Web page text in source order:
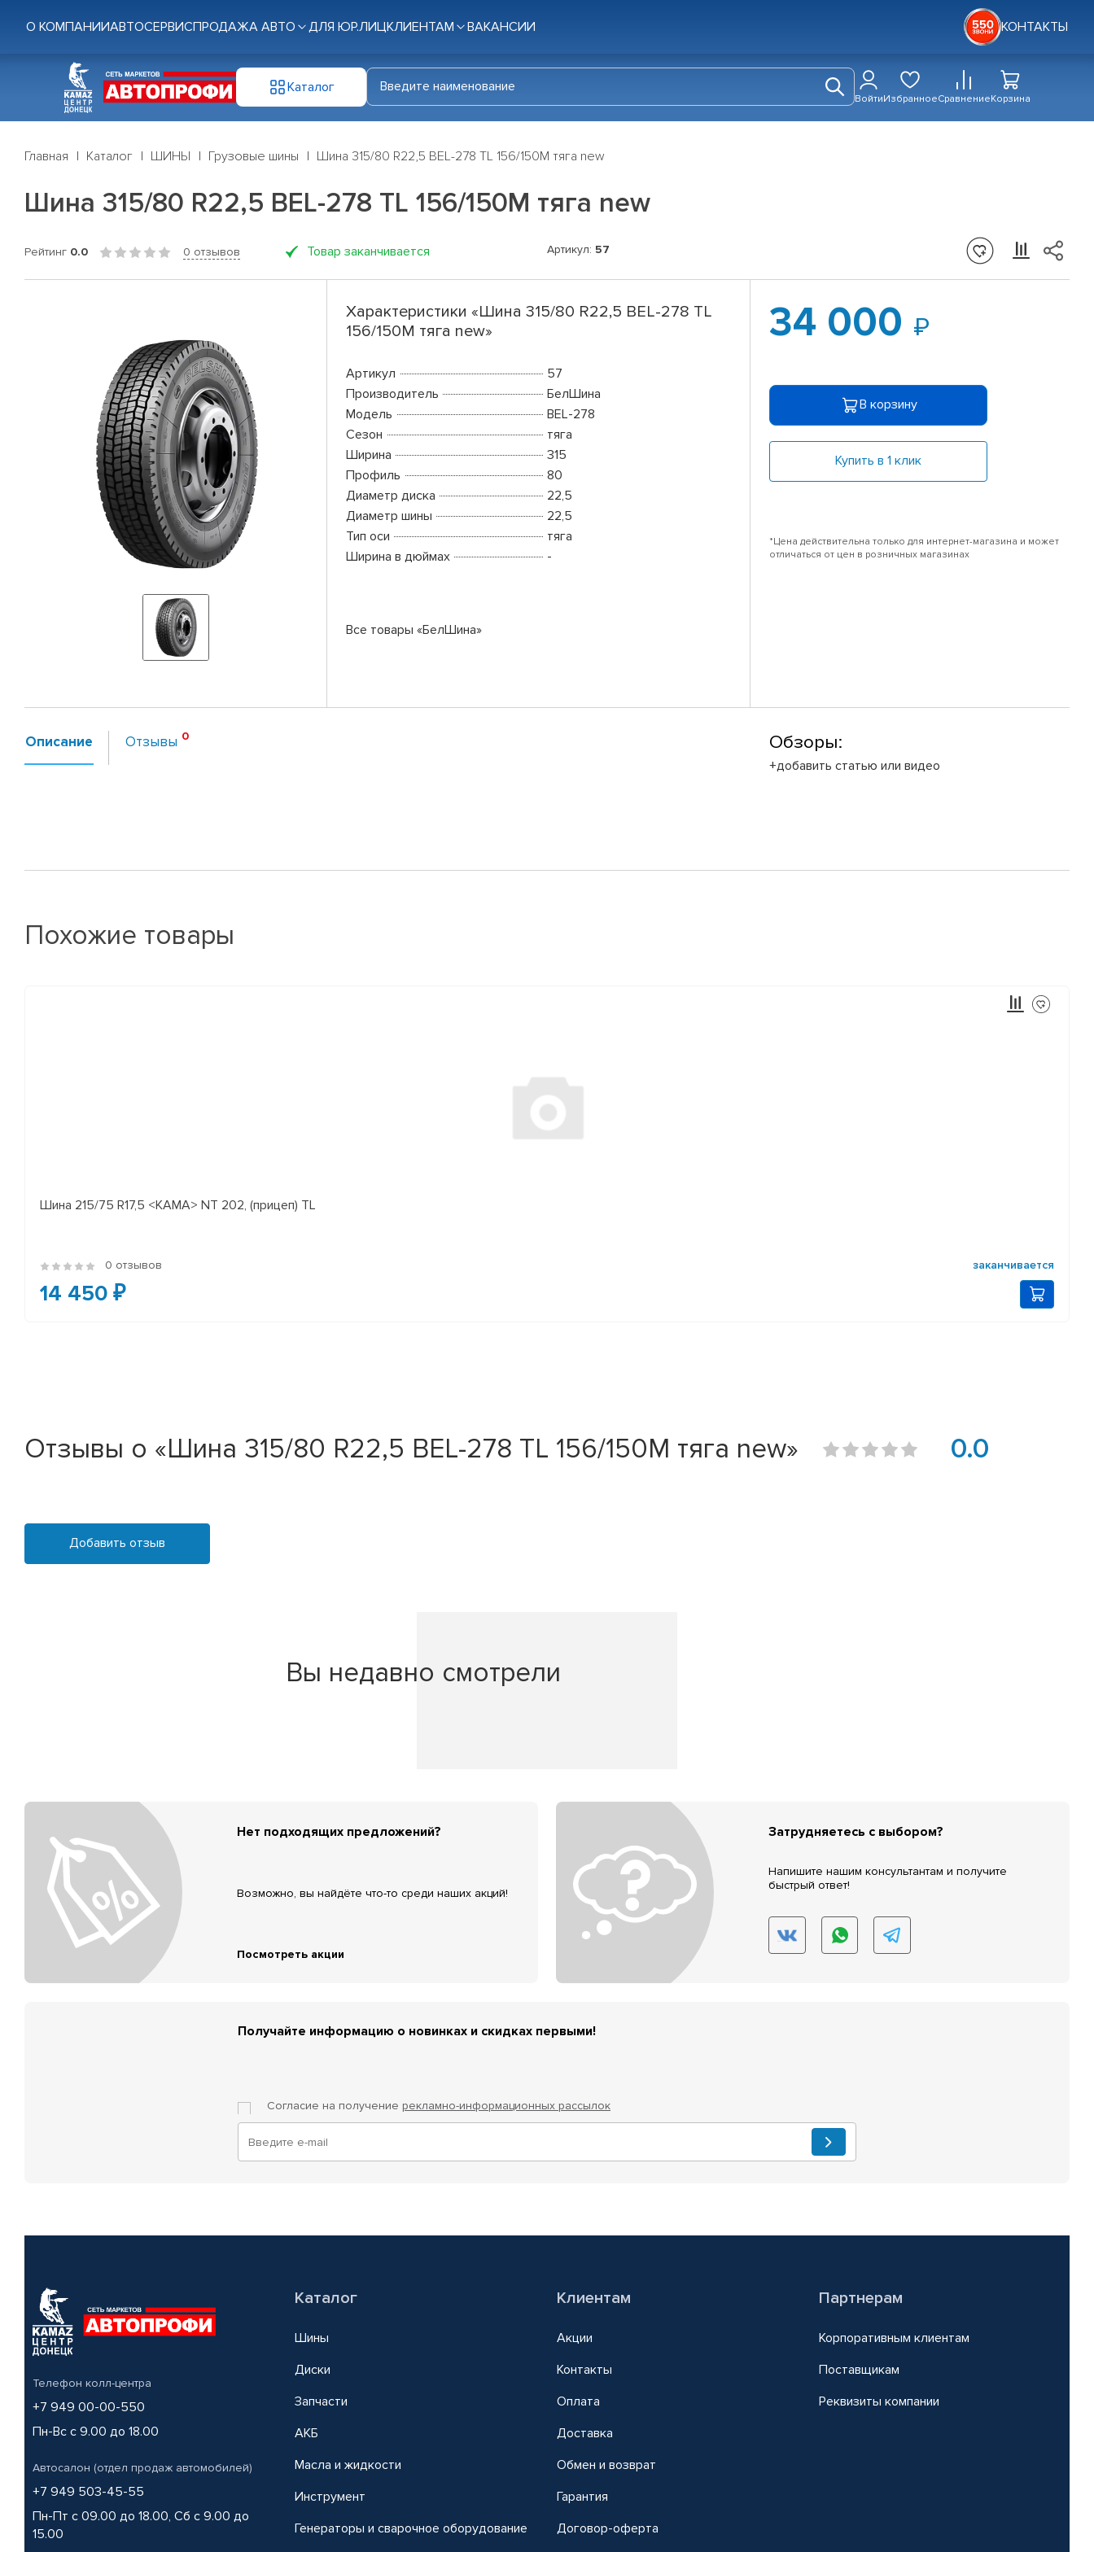
О КОМПАНИИАВТОСЕРВИСПРОДАЖА АВТО ДЛЯ ЮР.ЛИЦКЛИЕНТАМ ВАКАНСИИ КОНТАКТЫ
Каталог
ВойтиИзбранноеСравнениеКорзина
Главная Каталог ШИНЫ Грузовые шины Шина 315/80 R22,5 BEL-278 TL 156/150M тяга new
Шина 315/80 R22,5 BEL-278 TL 156/150M тяга new
Рейтинг 0.0 0 отзывов Товар заканчивается Артикул: 57
Характеристики «Шина 315/80 R22,5 BEL-278 TL
156/150M тяга new»
Артикул
57
Производитель
БелШина
Модель
BEL-278
Сезон
тяга
Ширина
315
Профиль
80
Диаметр диска
22,5
Диаметр шины
22,5
Тип оси
тяга
Ширина в дюймах
-
Все товары «БелШина»
34 000
В корзину
Купить в 1 клик
*Цена действительна только для интернет-магазина и может
отличаться от цен в розничных магазинах
Описание Отзывы Обзоры:
+добавить статью или видео
Похожие товары
Шина 215/75 R17,5 <КАМА> NT 202, (прицеп) TL
0 отзывов заканчивается
14 450 ₽
Отзывы о «Шина 315/80 R22,5 BEL-278 TL 156/150M тяга new» 0.0
Добавить отзыв
Вы недавно смотрели
Нет подходящих предложений?
Возможно, вы найдёте что-то среди наших акций!
Посмотреть акции
Затрудняетесь с выбором?
Напишите нашим консультантам и получите
быстрый ответ!
Получайте информацию о новинках и скидках первыми!
Согласие на получение рекламно-информационных рассылок
Телефон колл-центра
+7 949 00-00-550
Пн-Вс с 9.00 до 18.00
Автосалон (отдел продаж автомобилей)
+7 949 503-45-55
Пн-Пт с 09.00 до 18.00, Сб с 9.00 до
15.00
Каталог
Шины
Диски
Запчасти
АКБ
Масла и жидкости
Инструмент
Генераторы и сварочное оборудование
Клиентам
Акции
Контакты
Оплата
Доставка
Обмен и возврат
Гарантия
Договор-оферта
Партнерам
Корпоративным клиентам
Поставщикам
Реквизиты компании